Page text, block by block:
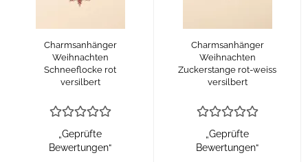
Charmsanhänger
Weihnachten
Schneeflocke rot
versilbert
„Geprüfte
Bewertungen“
Charmsanhänger
Weihnachten
Zuckerstange rot-weiss
versilbert
„Geprüfte
Bewertungen“